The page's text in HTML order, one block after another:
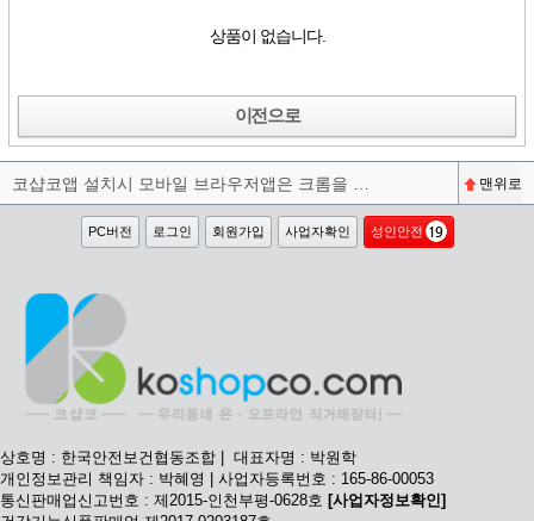
상품이 없습니다.
이전으로
맨위로
PC버전 로그인 회원가입 사업자확인 성인안전
상호명 : 한국안전보건협동조합 | 대표자명 : 박원학
개인정보관리 책임자 : 박혜영 | 사업자등록번호 : 165-86-00053
통신판매업신고번호 : 제2015-인천부평-0628호 [사업자정보확인]